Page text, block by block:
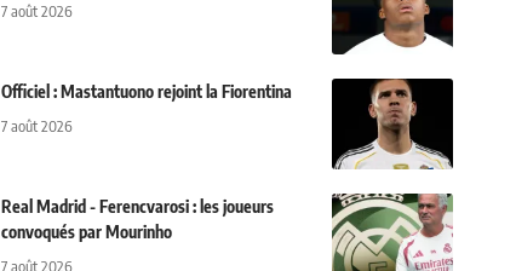
7 août 2026
Officiel : Mastantuono rejoint la Fiorentina
7 août 2026
Real Madrid - Ferencvarosi : les joueurs
convoqués par Mourinho
7 août 2026